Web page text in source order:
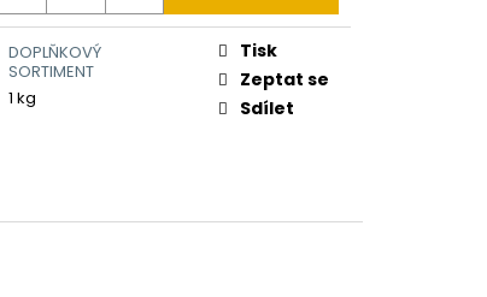
DOPLŇKOVÝ
SORTIMENT
1 kg
Tisk
Zeptat se
Sdílet